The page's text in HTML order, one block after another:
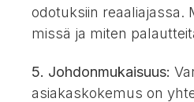
odotuksiin reaaliajassa.
missä ja miten
5. Johdonmukaisuus:
asiakaskokemus on